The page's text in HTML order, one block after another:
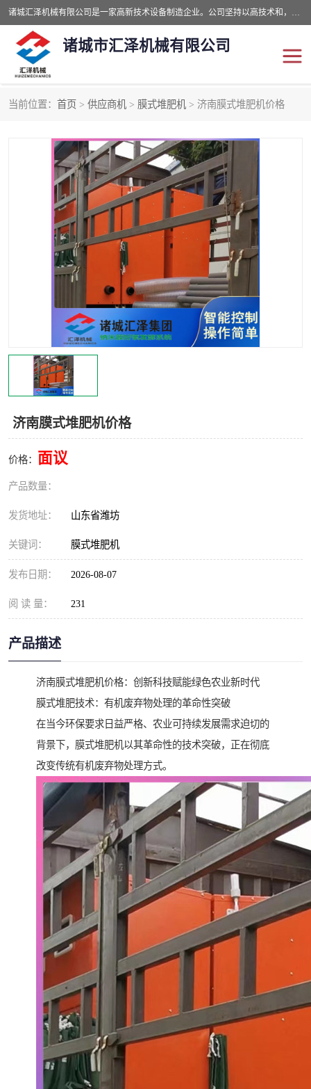
诸城汇泽机械有限公司是一家高新技术设备制造企业。公司坚持以高技术和，高服务于用户，以的环保机械制造设备赢的用户的信赖。现在主要生产死亡畜禽无害化处理和立式和卧式有机肥设备，搅拌机，烘干机，高温发酵机等。污水处理设备，固液分离机。气浮机，化制机等。公司秉承品质，用户至上，科技创新的经营理。
诸城市汇泽机械有限公司
当前位置： 首页 > 供应商机 > 膜式堆肥机 > 济南膜式堆肥机价格
济南膜式堆肥机价格
价格： 面议
产品数量：
发货地址： 山东省潍坊
关键词： 膜式堆肥机
发布日期： 2026-08-07
阅 读 量： 231
产品描述
济南膜式堆肥机价格：创新科技赋能绿色农业新时代
膜式堆肥技术：有机废弃物处理的革命性突破
在当今环保要求日益严格、农业可持续发展需求迫切的
背景下，膜式堆肥机以其革命性的技术突破，正在彻底
改变传统有机废弃物处理方式。
鸡粪发酵机 有机肥设备
纳米膜好氧发酵堆肥机 粪污烘干酶体机
膜式堆肥机 纳米膜发酵
膜式发酵仓 分子膜堆肥仓
分子膜发酵堆肥设备